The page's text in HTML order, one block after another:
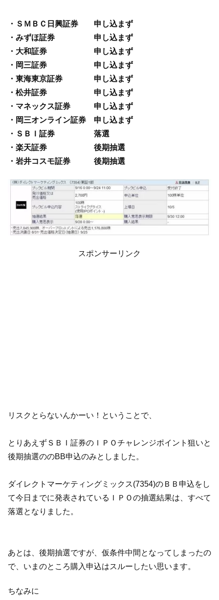
・ＳＭＢＣ日興証券 申し込まず
・みずほ証券 申し込まず
・大和証券 申し込まず
・岡三証券 申し込まず
・東海東京証券 申し込まず
・松井証券 申し込まず
・マネックス証券 申し込まず
・岡三オンライン証券 申し込まず
・ＳＢＩ証券 落選
・楽天証券 後期抽選
・岩井コスモ証券 後期抽選
スポンサーリンク
リスクとらないんかーい！ということで、
とりあえずＳＢＩ証券のＩＰＯチャレンジポイント狙いと
後期抽選ののBB申込のみとしました。
ダイレクトマーケティングミックス(7354)のＢＢ申込をし
て今日までに発表されているＩＰＯの抽選結果は、すべて
落選となりました。
あとは、後期抽選ですが、仮条件中間となってしまったの
で、いまのところ購入申込はスルーしたい思います。
ちなみに